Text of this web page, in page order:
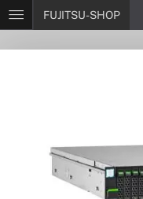
FUJITSU-SHOP